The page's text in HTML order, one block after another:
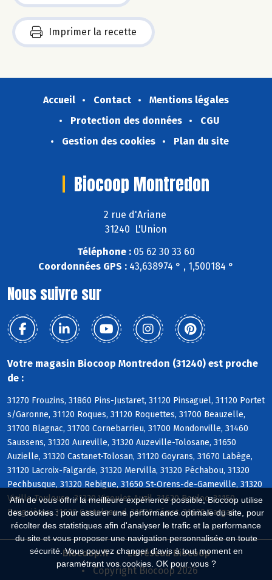
Afin de vous offrir la meilleure expérience possible, Biocoop utilise
des cookies : pour assurer une performance optimale du site, pour
récolter des statistiques afin d'analyser le trafic et la performance
du site et vous proposer une navigation personnalisée en toute
sécurité. Vous pouvez changer d'avis à tout moment en
paramétrant vos cookies. OK pour vous ?
Imprimer la recette
Accueil Contact
Mentions légales
Protection des données
CGU
Gestion des cookies
Plan du site
Biocoop Montredon
2 rue d'Ariane
31240 L'Union
Téléphone : 05 62 30 33 60
Coordonnées GPS : 43,638974 ° , 1,500184 °
Nous suivre sur
Votre magasin Biocoop Montredon (31240) est proche
de :
31270 Frouzins, 31860 Pins-Justaret, 31120 Pinsaguel, 31120 Portet
s/Garonne, 31120 Roques, 31120 Roquettes, 31700 Beauzelle,
31700 Blagnac, 31700 Cornebarrieu, 31700 Mondonville, 31460
Saussens, 31320 Aureville, 31320 Auzeville-Tolosane, 31650
Auzielle, 31320 Castanet-Tolosan, 31120 Goyrans, 31670 Labège,
31120 Lacroix-Falgarde, 31320 Mervilla, 31320 Péchabou, 31320
Pechbusque, 31320 Rebigue, 31650 St-Orens-de-Gameville, 31320
Vieille-Toulouse, 31320 Vigoulet-Auzil, 31620 Bouloc, 31150
Bruguières, 31620 Castelnau-d, 31620 Cépet, 31620 Gargas
Biocoop.fr
Le réseau Biocoop
Copyright Biocoop 2026